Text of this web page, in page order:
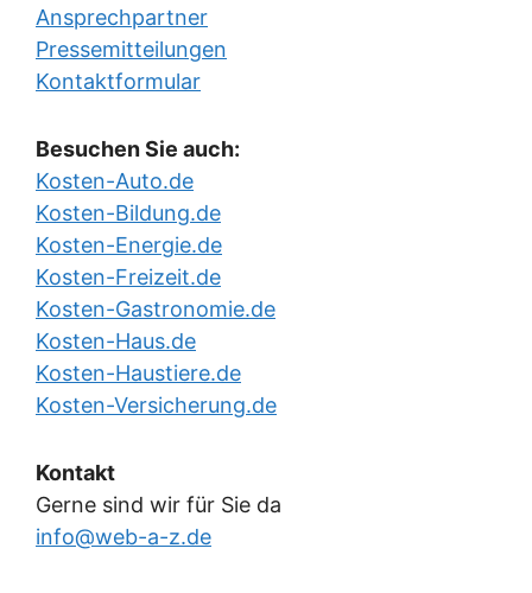
Ansprechpartner
Pressemitteilungen
Kontaktformular
Besuchen Sie auch:
Kosten-Auto.de
Kosten-Bildung.de
Kosten-Energie.de
Kosten-Freizeit.de
Kosten-Gastronomie.de
Kosten-Haus.de
Kosten-Haustiere.de
Kosten-Versicherung.de
Kontakt
Gerne sind wir für Sie da
info@web-a-z.de